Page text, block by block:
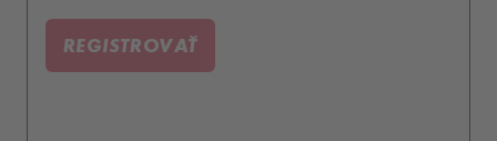
REGISTROVAŤ